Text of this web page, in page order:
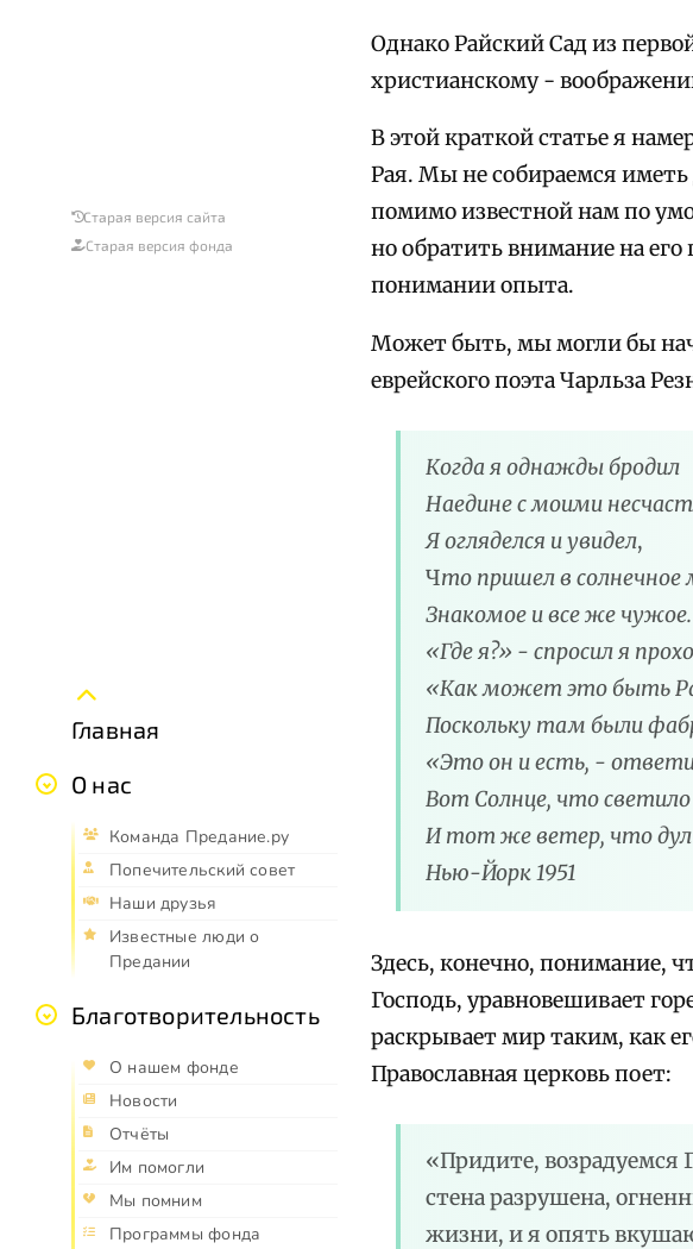
Старая версия сайта
Старая версия фонда
Главная
О нас
Команда Предание.ру
Попечительский совет
Наши друзья
Известные люди о
Предании
Благотворительность
О нашем фонде
Новости
Отчёты
Им помогли
Мы помним
Программы фонда
Однако Райский Сад из
христианскому -
В этой краткой статье я
Рая. Мы не собираемся иметь
помимо известной нам по
но обратить внимание на его
понимании опыта.
Может быть, мы могли бы
еврейского поэта Чарльза
Когда я однажды бродил
Наедине с моими
Я огляделся и увидел,
Что пришел в солнечное
Знакомое и все же чужое.
«Где я?» - спросил я
«Как может это быть
Поскольку там были
«Это он и есть, -
Вот Солнце, что
И тот же ветер, что дул
Нью-Йорк 1951
Здесь, конечно, понимание,
Господь, уравновешивает
раскрывает мир таким, как
Православная церковь поет:
«Придите, возрадуемся
стена разрушена,
жизни, и я опять